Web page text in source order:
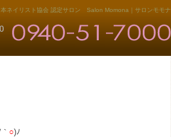
本ネイリスト協会 認定サロン Salon Momona｜サロンモモナ
○)ﾉ